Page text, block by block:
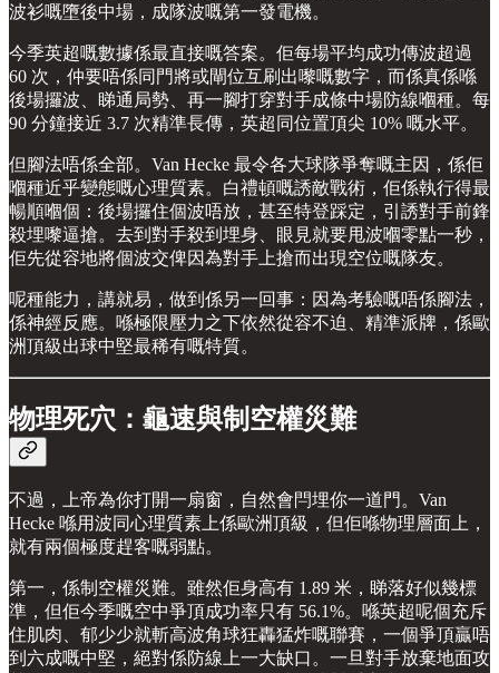
波衫嘅墮後中場，成隊波嘅第一發電機。
今季英超嘅數據係最直接嘅答案。佢每場平均成功傳波超過
60 次，仲要唔係同門將或閘位互刷出嚟嘅數字，而係真係喺
後場攞波、睇通局勢、再一腳打穿對手成條中場防線嗰種。每
90 分鐘接近 3.7 次精準長傳，英超同位置頂尖 10% 嘅水平。
但腳法唔係全部。Van Hecke 最令各大球隊爭奪嘅主因，係佢
嗰種近乎變態嘅心理質素。白禮頓嘅誘敵戰術，佢係執行得最
暢順嗰個：後場攞住個波唔放，甚至特登踩定，引誘對手前鋒
殺埋嚟逼搶。去到對手殺到埋身、眼見就要甩波嗰零點一秒，
佢先從容地將個波交俾因為對手上搶而出現空位嘅隊友。
呢種能力，講就易，做到係另一回事：因為考驗嘅唔係腳法，
係神經反應。喺極限壓力之下依然從容不迫、精準派牌，係歐
洲頂級出球中堅最稀有嘅特質。
物理死穴：龜速與制空權災難
不過，上帝為你打開一扇窗，自然會閂埋你一道門。Van
Hecke 喺用波同心理質素上係歐洲頂級，但佢喺物理層面上，
就有兩個極度趕客嘅弱點。
第一，係制空權災難。雖然佢身高有 1.89 米，睇落好似幾標
準，但佢今季嘅空中爭頂成功率只有 56.1%。喺英超呢個充斥
住肌肉、郁少少就斬高波角球狂轟猛炸嘅聯賽，一個爭頂贏唔
到六成嘅中堅，絕對係防線上一大缺口。一旦對手放棄地面攻